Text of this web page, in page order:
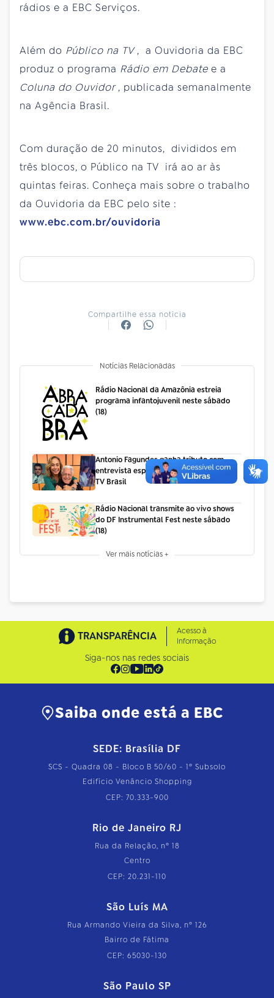
rádios e a EBC Serviços.
Além do Público na TV, a Ouvidoria da EBC
produz o programa Rádio em Debate e a
Coluna do Ouvidor, publicada semanalmente
na Agência Brasil.
Com duração de 20 minutos, divididos em
três blocos, o Público na TV irá ao ar às
quintas feiras. Conheça mais sobre o trabalho
da Ouvidoria da EBC pelo site :
www.ebc.com.br/ouvidoria
Compartilhe essa notícia
Notícias Relacionadas
Rádio Nacional da Amazônia estreia
programa infantojuvenil neste sábado
(18)
Antonio Fagundes ganha tributo com
entrevista especial no Sem Censura, da
TV Brasil
Rádio Nacional transmite ao vivo shows
do DF Instrumental Fest neste sábado
(18)
Ver mais notícias +
TRANSPARÊNCIA
Acesso à
Informação
Siga-nos nas redes sociais
Saiba onde está a EBC
SEDE: Brasília DF
SCS - Quadra 08 - Bloco B 50/60 - 1º Subsolo
Edifício Venâncio Shopping
CEP: 70.333-900
Rio de Janeiro RJ
Rua da Relação, nº 18
Centro
CEP: 20.231-110
São Luís MA
Rua Armando Vieira da Silva, nº 126
Bairro de Fátima
CEP: 65030-130
São Paulo SP